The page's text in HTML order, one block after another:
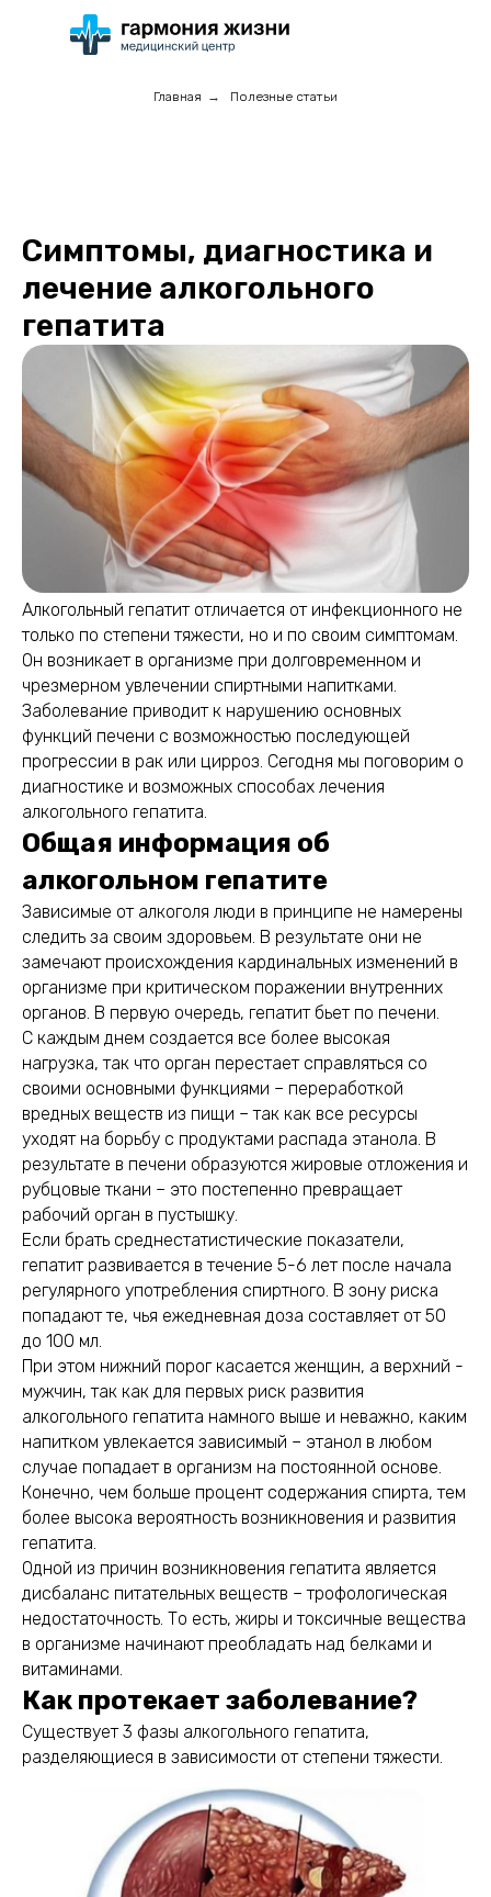
Главная → Полезные статьи
Симптомы, диагностика и
лечение алкогольного
гепатита
Алкогольный гепатит отличается от инфекционного не
только по степени тяжести, но и по своим симптомам.
Он возникает в организме при долговременном и
чрезмерном увлечении спиртными напитками.
Заболевание приводит к нарушению основных
функций печени с возможностью последующей
прогрессии в рак или цирроз. Сегодня мы поговорим о
диагностике и возможных способах лечения
алкогольного гепатита.
Общая информация об
алкогольном гепатите
Зависимые от алкоголя люди в принципе не намерены
следить за своим здоровьем. В результате они не
замечают происхождения кардинальных изменений в
организме при критическом поражении внутренних
органов. В первую очередь, гепатит бьет по печени.
С каждым днем создается все более высокая
нагрузка, так что орган перестает справляться со
своими основными функциями – переработкой
вредных веществ из пищи – так как все ресурсы
уходят на борьбу с продуктами распада этанола. В
результате в печени образуются жировые отложения и
рубцовые ткани – это постепенно превращает
рабочий орган в пустышку.
Если брать среднестатистические показатели,
гепатит развивается в течение 5-6 лет после начала
регулярного употребления спиртного. В зону риска
попадают те, чья ежедневная доза составляет от 50
до 100 мл.
При этом нижний порог касается женщин, а верхний -
мужчин, так как для первых риск развития
алкогольного гепатита намного выше и неважно, каким
напитком увлекается зависимый – этанол в любом
случае попадает в организм на постоянной основе.
Конечно, чем больше процент содержания спирта, тем
более высока вероятность возникновения и развития
гепатита.
Одной из причин возникновения гепатита является
дисбаланс питательных веществ – трофологическая
недостаточность. То есть, жиры и токсичные вещества
в организме начинают преобладать над белками и
витаминами.
Как протекает заболевание?
Существует 3 фазы алкогольного гепатита,
разделяющиеся в зависимости от степени тяжести.